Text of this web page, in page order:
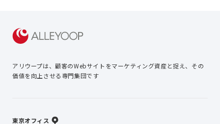
アリウープは、顧客のWebサイトをマーケティング資産と捉え、 その
価値を向上させる専門集団です
東京オフィス